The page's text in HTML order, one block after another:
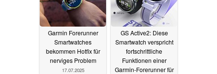
Garmin Forerunner
Smartwatches
bekommen Hotfix für
nerviges Problem
17.07.2025
GS Active2: Diese
Smartwatch verspricht
fortschrittliche
Funktionen einer
Garmin-Forerunner für